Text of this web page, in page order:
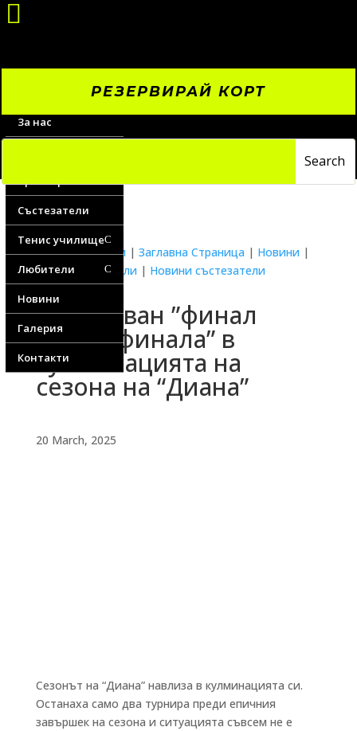

За нас
Треньори
Състезатели
Тенис училищеC
Любители C
Новини
Галерия
Контакти
РЕЗЕРВИРАЙ КОРТ
Водещи новини | Заглавна Страница | Новини |
Новини любители | Новини състезатели
Неочакван ”финал
преди финала” в
кулминацията на
сезона на “Диана”
20 March, 2025
Сезонът на “Диана” навлиза в кулминацията си.
Останаха само два турнира преди епичния
завършек на сезона и ситуацията съвсем не е